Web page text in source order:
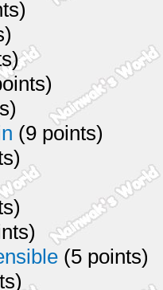
(9 points)
(5 points)